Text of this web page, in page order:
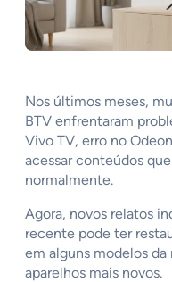
Nos últimos meses,
BTV enfrentaram
Vivo TV, erro no
acessar conteúdos
normalmente.
Agora, novos relatos
recente pode ter
em alguns modelos
aparelhos mais novos.